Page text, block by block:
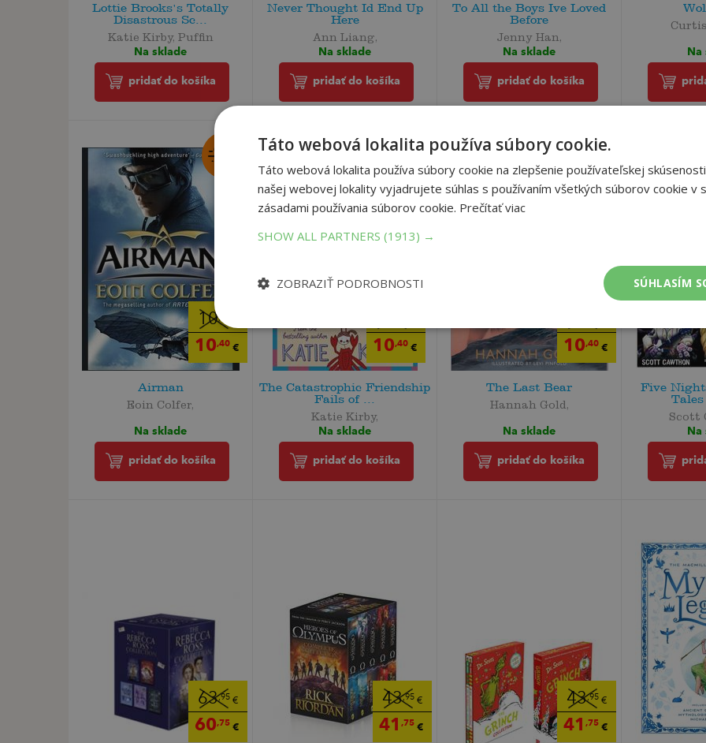
Lottie Brooks's Totally
Disastrous Sc...
Katie Kirby, Puffin
Na sklade
pridať do košíka
Never Thought Id End Up
Here
Ann Liang,
Na sklade
pridať do košíka
To All the Boys Ive Loved
Before
Jenny Han,
Na sklade
pridať do košíka
Na
10,95
10,40 €
Airman
Eoin Colfer,
Na sklade
pridať do košíka
10,40 €
The Catastrophic Friendship
Fails of ...
Katie Kirby,
Na sklade
pridať do košíka
10,40 €
The Last Bear
Hannah Gold,
Na sklade
pridať do košíka
Five
Scott
Na
63,95 €
60,75 €
43,95 €
41 ,75 €
43,95 €
41 ,75 €
Táto webová lokalita používa súbory cookie.
Táto webová lokalita používa súbory cookie na zlepšenie používateľskej
našej webovej lokality vyjadrujete súhlas s používaním všetkých súborov cookie v
zásadami používania súborov cookie. Prečítať viac
SHOW ALL PARTNERS (1913) →
SÚHLASÍM
ZOBRAZIŤ PODROBNOSTI